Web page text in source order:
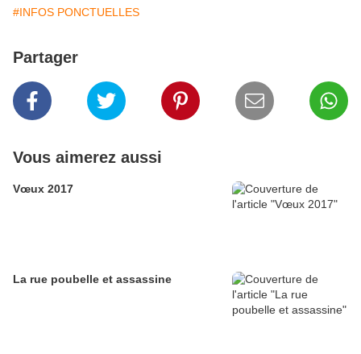
#INFOS PONCTUELLES
Partager
Vous aimerez aussi
Vœux 2017
La rue poubelle et assassine